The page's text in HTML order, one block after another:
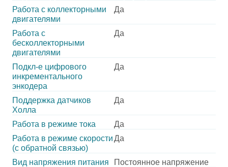
Работа с коллекторными
двигателями
Да
Работа с
бесколлекторными
двигателями
Да
Подкл-е цифрового
инкрементального
энкодера
Да
Поддержка датчиков
Холла
Да
Работа в режиме тока
Да
Работа в режиме скорости
(с обратной связью)
Да
Вид напряжения питания
Постоянное напряжение